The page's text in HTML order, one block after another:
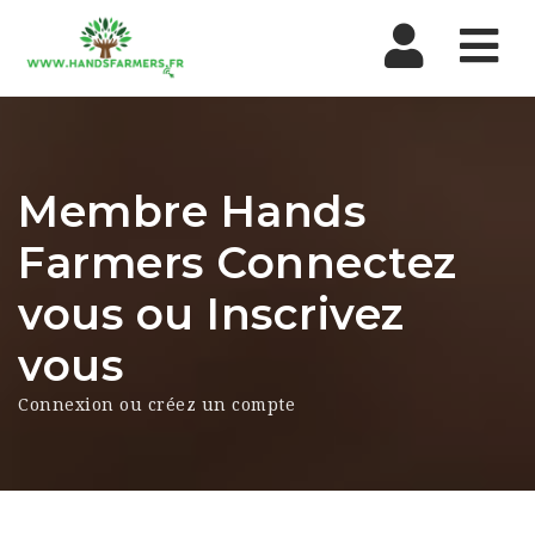
Membre Hands
Farmers Connectez
vous ou Inscrivez
vous
Connexion ou créez un compte